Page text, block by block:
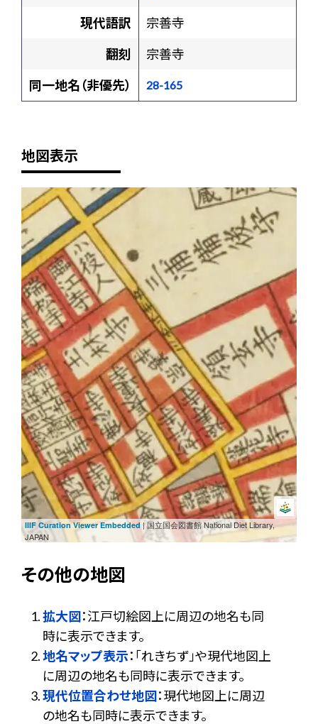
現代語訳
宗善寺
翻刻
宗善寺
同一地名（非優先）
28-165
地図表示
+
IIIF Curation Viewer Embedded | 国立国会図書館 National Diet Library,
JAPAN
その他の地図
拡大図：江戸切絵図上に周辺の地名も同
時に表示できます。
地名マップ表示：「れきちず」や現代地図上
に周辺の地名も同時に表示できます。
現代位置合わせ地図：現代地図上に周辺
の地名も同時に表示できます。